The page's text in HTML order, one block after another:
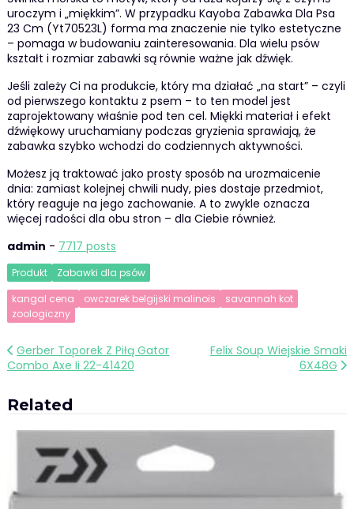
uroczym i „miękkim”. W przypadku Kayoba Zabawka Dla Psa
23 Cm (Yt70523L) forma ma znaczenie nie tylko estetyczne
– pomaga w budowaniu zainteresowania. Dla wielu psów
kształt i rozmiar zabawki są równie ważne jak dźwięk.
Jeśli zależy Ci na produkcie, który ma działać „na start” – czyli
od pierwszego kontaktu z psem – to ten model jest
zaprojektowany właśnie pod ten cel. Miękki materiał i efekt
dźwiękowy uruchamiany podczas gryzienia sprawiają, że
zabawka szybko wchodzi do codziennych aktywności.
Możesz ją traktować jako prosty sposób na urozmaicenie
dnia: zamiast kolejnej chwili nudy, pies dostaje przedmiot,
który reaguje na jego zachowanie. A to zwykle oznacza
więcej radości dla obu stron – dla Ciebie również.
admin - 7717 posts
Produkt
Zabawki dla psów
kangal cena
owczarek belgijski malinois
savannah kot
zoologiczny
Nawigacja
wpisu
Gerber Toporek Z Piłą Gator
Combo Axe Ii 22-41420
Felix Soup Wiejskie Smaki
6X48G
Related